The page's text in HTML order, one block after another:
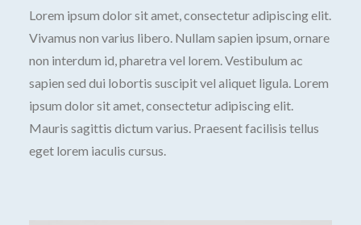
Om oss
Lorem ipsum dolor sit amet, consectetur adipiscing elit.
Vivamus non varius libero. Nullam sapien ipsum, ornare
non interdum id, pharetra vel lorem. Vestibulum ac
sapien sed dui lobortis suscipit vel aliquet ligula. Lorem
ipsum dolor sit amet, consectetur adipiscing elit.
Mauris sagittis dictum varius. Praesent facilisis tellus
eget lorem iaculis cursus.